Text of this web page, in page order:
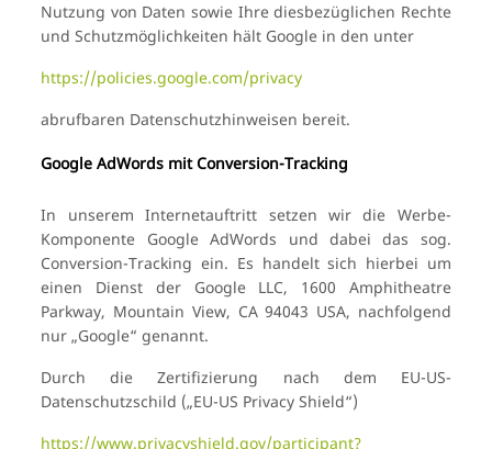
Nutzung von Daten sowie Ihre diesbezüglichen Rechte
und Schutzmöglichkeiten hält Google in den unter
https://policies.google.com/privacy
abrufbaren Datenschutzhinweisen bereit.
Google AdWords mit Conversion-Tracking
In unserem Internetauftritt setzen wir die Werbe-
Komponente Google AdWords und dabei das sog.
Conversion-Tracking ein. Es handelt sich hierbei um
einen Dienst der Google LLC, 1600 Amphitheatre
Parkway, Mountain View, CA 94043 USA, nachfolgend
nur „Google“ genannt.
Durch die Zertifizierung nach dem EU-US-
Datenschutzschild („EU-US Privacy Shield“)
https://www.privacyshield.gov/participant?